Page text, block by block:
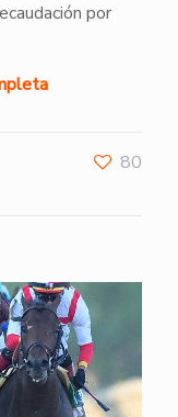
por
80